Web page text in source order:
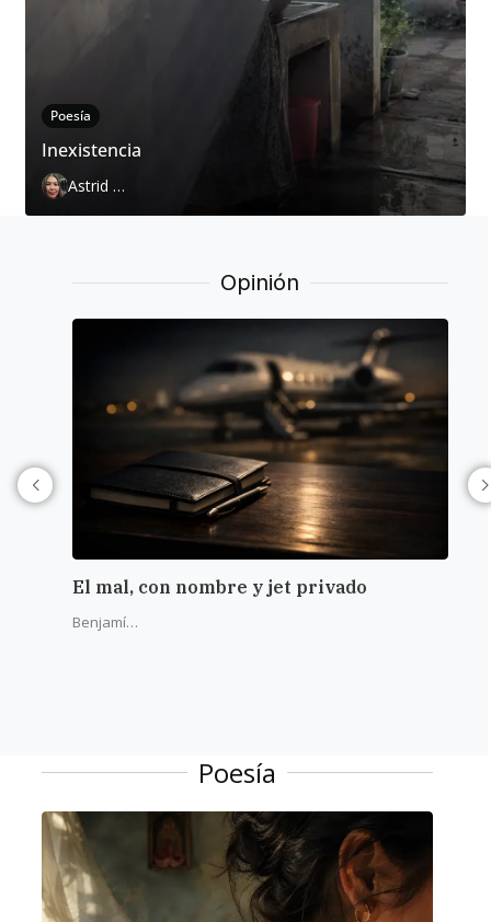
Poesía
Inexistencia
Astrid Cervantes
Opinión
El mal, con nombre y jet privado
Benjamín Alba
Poesía